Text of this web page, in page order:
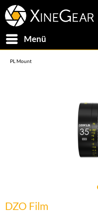
Menü
PL Mount
DZO Film